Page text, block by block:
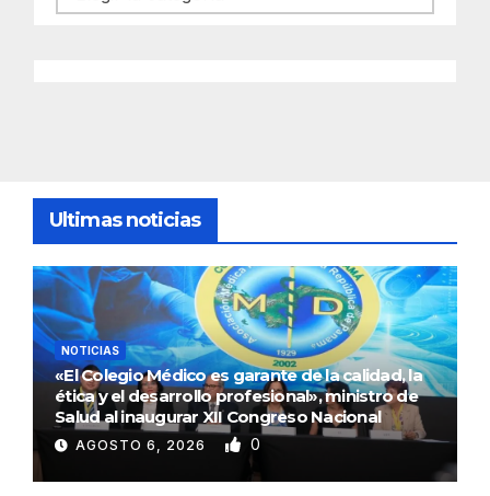
Ultimas noticias
NOTICIAS
«El Colegio Médico es garante de la calidad, la
ética y el desarrollo profesional», ministro de
Salud al inaugurar XII Congreso Nacional
AGOSTO 6, 2026 0